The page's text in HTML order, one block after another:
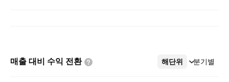
매출 대비 수익 전환 해단위 분기별
더보기